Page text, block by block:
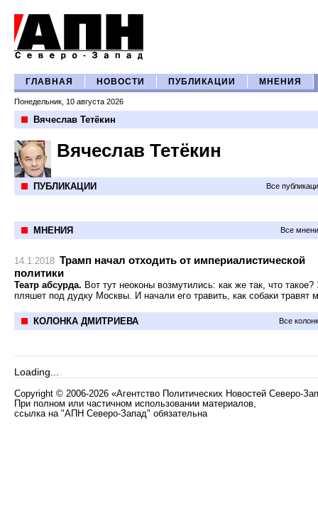
ГЛАВНАЯ НОВОСТИ ПУБЛИКАЦИИ МНЕНИЯ
Понедельник, 10 августа 2026
Вячеслав Тетёкин
Вячеслав Тетёкин
ПУБЛИКАЦИИ Все
МНЕНИЯ Все
14.1.2018 Трамп начал отходить от империалистической
политики
Театр абсурда. Вот тут неоконы возмутились: как же так, что такое?
пляшет под дудку Москвы. И начали его травить, как собаки травят
КОЛОНКА ДМИТРИЕВА Все
Loading...
Copyright © 2006-2026 «Агентство Политических Новостей Северо-
При полном или частичном использовании материалов,
ссылка на "АПН Северо-Запад" обязательна